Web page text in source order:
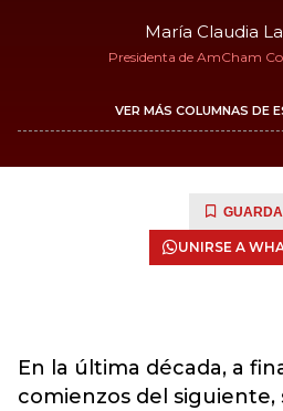
María Claudia
Presidenta de AmCham
VER MÁS COLUMNAS DE
UNIRSE A
En la última década, a
comienzos del siguiente,